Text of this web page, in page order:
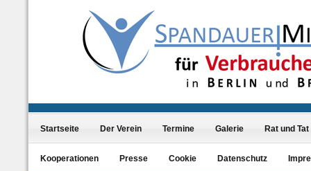
Startseite Der Verein Termine Galerie Rat und Tat
Kooperationen Presse Cookie Datenschutz